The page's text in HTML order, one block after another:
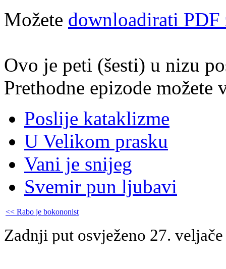
Možete downloadirati PDF
Ovo je peti (šesti) u nizu
Prethodne epizode možete
Poslije kataklizme
U Velikom prasku
Vani je snijeg
Svemir pun ljubavi
<< Rabo je bokononist
Zadnji put osvježeno 27.